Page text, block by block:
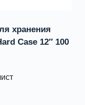
хранения
Case 12″ 100